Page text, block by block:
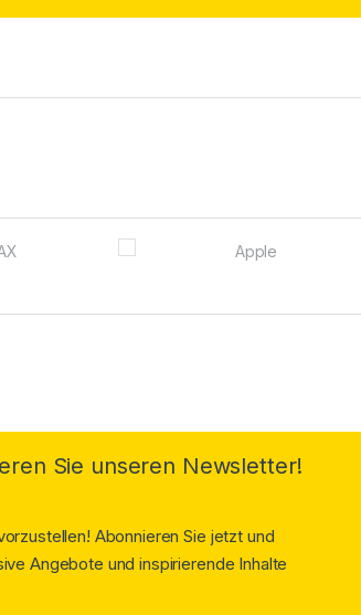
Sie unseren Newsletter!
Abonnieren Sie jetzt und
Angebote und inspirierende Inhalte